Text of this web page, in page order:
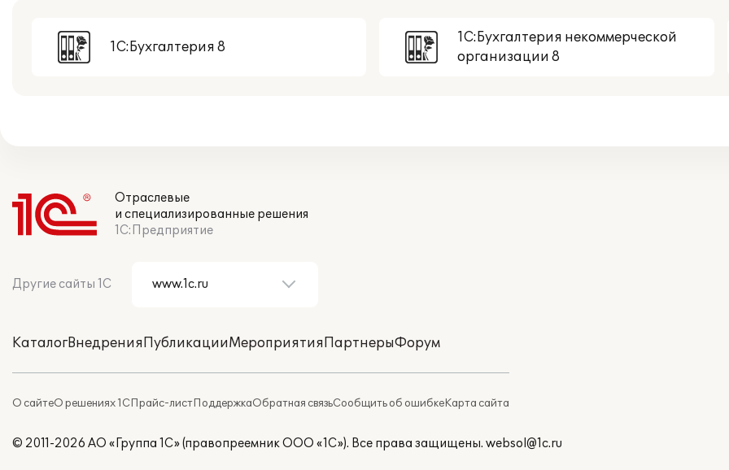
1С:Бухгалтерия 8
1С:Бухгалтерия некоммерческой
организации 8
Отраслевые
и специализированные решения
1С:Предприятие
Другие сайты 1С
КаталогВнедренияПубликацииМероприятияПартнерыФорум
О сайтеО решениях 1СПрайс-листПоддержкаОбратная связьСообщить об ошибкеКарта сайта
© 2011-2026 АО «Группа 1С» (правопреемник ООО «1С»). Все права защищены. websol@1c.ru